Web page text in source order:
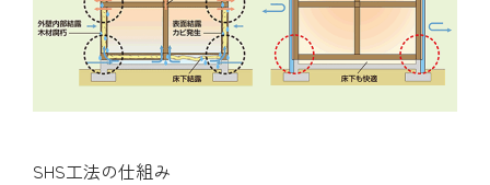
SHS工法の仕組み